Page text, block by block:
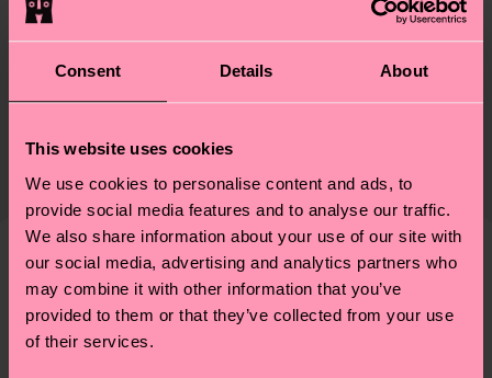
Consent Details About
This website uses cookies
We use cookies to personalise content and ads, to
provide social media features and to analyse our traffic.
We also share information about your use of our site with
our social media, advertising and analytics partners who
may combine it with other information that you’ve
provided to them or that they’ve collected from your use
of their services.
Matériaux
ARTICLE 1:86% Coton, 12% Polyamide, 2% Elastane
Le développement durable ne se résume pas à la
mettre en place une chaîne d'approvisionnement
éthique, de réduire les émissions, d'entretenir
correctement ses chaussettes, et BIEN PLUS
ENCORE ! Pour plus d'informations, ainsi que des
conseils et astuces, rendez-vous sur notre page
Développement durable
Livraison et retour
Le délai de livraison prévu vers la France à compter
de la date d'expédition est de3 à 6 jours
ouvrables. Veuillez garder à l'esprit qu'il s'agit
d'une estimation et que le délai de livraison exact
dépend de vos services postaux locaux.
Vous avez des questions sur les retours ? Visitez
notre pageRetour
Nous pensons que vous aimerez Modèles similaires